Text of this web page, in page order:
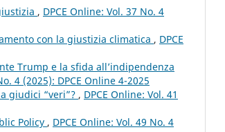
, DPCE Online: Vol. 37 No. 4
con la giustizia climatica , DPCE
Trump e la sfida all’indipendenza
4 (2025): DPCE Online 4-2025
giudici “veri”? , DPCE Online: Vol. 41
Policy , DPCE Online: Vol. 49 No. 4